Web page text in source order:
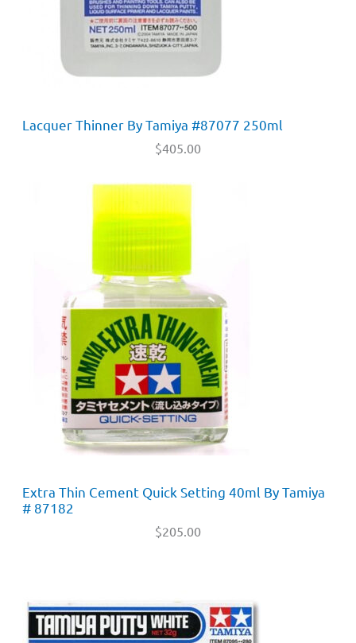
Lacquer Thinner By Tamiya #87077 250ml
$405.00
Extra Thin Cement Quick Setting 40ml By Tamiya
# 87182
$205.00